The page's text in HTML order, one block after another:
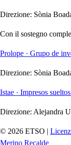
Direzione: Sònia
Con il sostegno
Prolope · Grupo de
Direzione: Sònia
Istae · Impresos
Direzione: Alejandra
© 2026 ETSO |
Merino Recalde